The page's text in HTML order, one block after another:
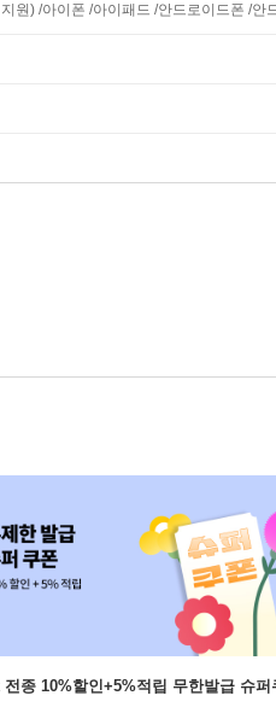
원) /아이폰 /아이패드 /안드로이드폰 /
종 10%할인+5%적립 무한발급 슈퍼